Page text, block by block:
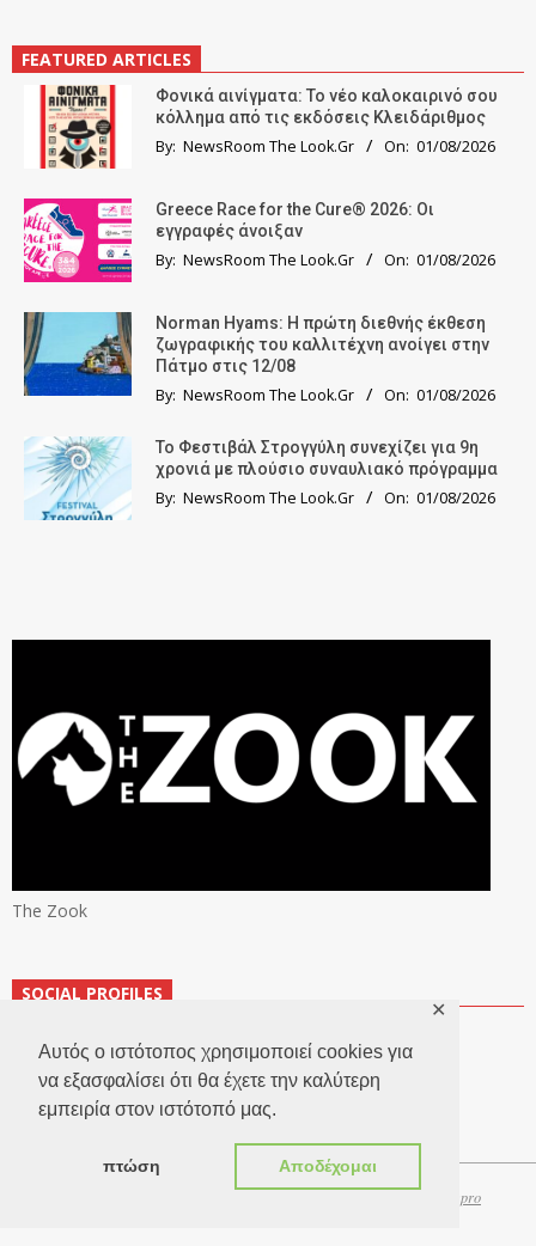
Αυτός ο ιστότοπος χρησιμοποιεί cookies για
να εξασφαλίσει ότι θα έχετε την καλύτερη
εμπειρία στον ιστότοπό μας.
πτώση Αποδέχομαι
✕
FEATURED ARTICLES
Φονικά αινίγματα: Το νέο καλοκαιρινό σου
κόλλημα από τις εκδόσεις Κλειδάριθμος
By: NewsRoom The Look.Gr On: 01/08/2026
Greece Race for the Cure® 2026: Οι
εγγραφές άνοιξαν
By: NewsRoom The Look.Gr On: 01/08/2026
Norman Hyams: Η πρώτη διεθνής έκθεση
ζωγραφικής του καλλιτέχνη ανοίγει στην
Πάτμο στις 12/08
By: NewsRoom The Look.Gr On: 01/08/2026
Το Φεστιβάλ Στρογγύλη συνεχίζει για 9η
χρονιά με πλούσιο συναυλιακό πρόγραμμα
By: NewsRoom The Look.Gr On: 01/08/2026
The Zook
SOCIAL PROFILES
Websitepro